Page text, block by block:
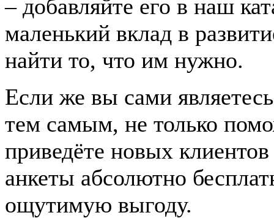
– добавляйте его в наш
маленький вклад в
найти то, что им нужно.
Если же вы сами
тем самым, не только
приведёте новых
анкеты абсолютно
ощутимую выгоду.